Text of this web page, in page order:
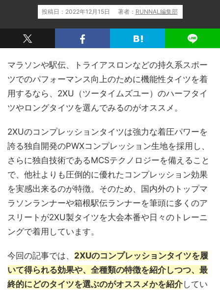
投稿日： 2022年12月15日 著者： RUNNAL編集部
マラソンや駅伝、トライアスロンなどの持久系スポー
ツでのパフォーマンス向上のために機能性タイツを着
用するなら、2XU（ツータイムズユー）のハーフタイ
ツやロングタイツを選んでみるのがオススメ。
2XUのコンプレッションタイツは強力な着圧パワーを
誇る独自開発のPWXコンプレッション生地を採用し、
さらに独自技術であるMCSテクノロジーを備えること
で、他社よりも圧倒的に優れたコンプレッション効果
を実感出来るのが特徴。そのため、国内外のトップマ
ラソンランナーや箱根駅伝ランナーを筆頭に多くのア
スリートが2XU製タイツを大会本番や日々のトレーニ
ングで着用しています。
今回の記事では、 2XUのコンプレッションタイツを履
いて得られる効果や、全種類の特徴を紹介しつつ、最
終的にどのタイツを選ぶのがオススメかを紹介してい